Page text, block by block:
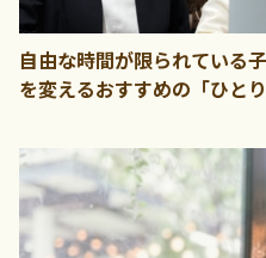
自由な時間が限られている
を変えるおすすめの「ひと